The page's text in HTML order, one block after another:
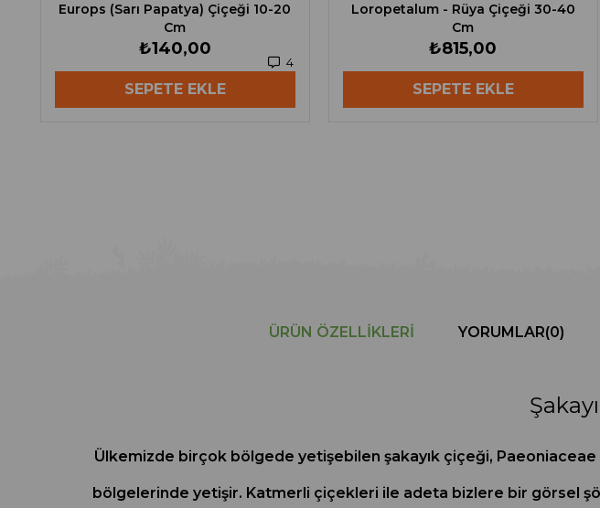
Europs (Sarı Papatya) Çiçeği 10-20
Cm
4
₺140,00
SEPETE EKLE
Loropetalum - Rüya Çiçeği 30-40
Cm
₺815,00
SEPETE EKLE
ÜRÜN ÖZELLIKLERI YORUMLAR(0)
Ülkemizde birçok bölgede yetişebilen şakayık çiçeği, Paeoniaceae
bölgelerinde yetişir. Katmerli çiçekleri ile adeta bizlere bir görsel